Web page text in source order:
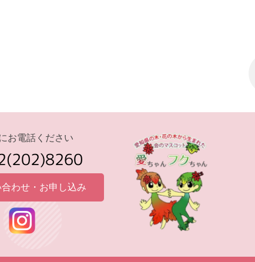
お電話ください
わせ・お申し込み